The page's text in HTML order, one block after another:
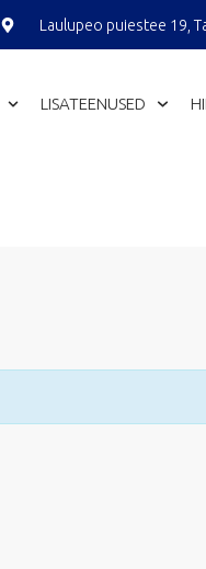
Laulupeo puiestee 19,
LISATEENUSED